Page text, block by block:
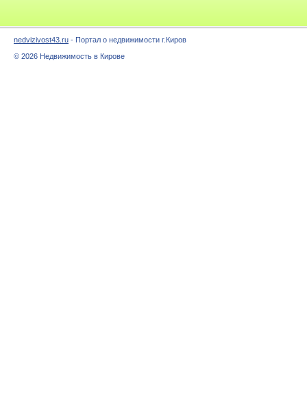
nedvizivost43.ru - Портал о недвижимости г.Киров
© 2026 Недвижимость в Кирове